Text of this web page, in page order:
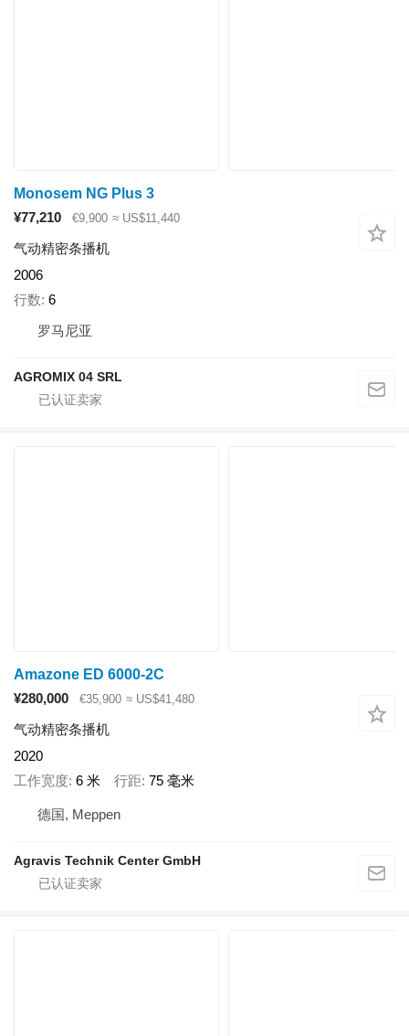
Monosem NG Plus 3
¥77,210
€9,900 ≈ US$11,440
气动精密条播机
2006
行数 6
罗马尼亚
AGROMIX 04 SRL
Amazone ED 6000-2C
¥280,000
€35,900 ≈ US$41,480
气动精密条播机
2020
工作宽度 6 米 行距 75 毫米
德国, Meppen
Agravis Technik Center GmbH